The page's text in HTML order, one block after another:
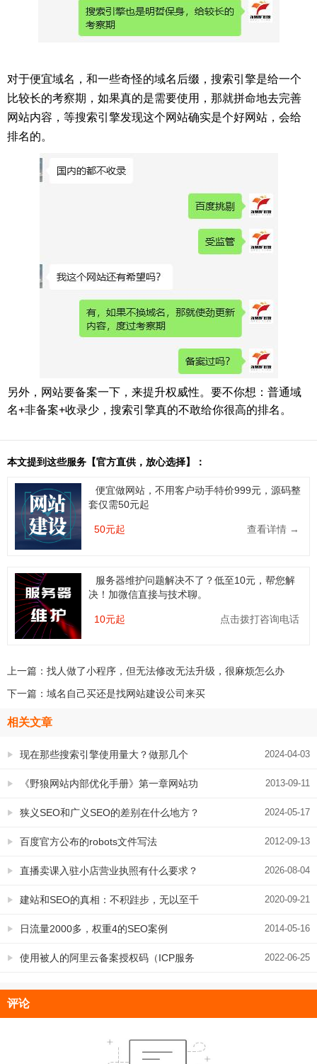
对于便宜域名，和一些奇怪的域名后缀，搜索引擎是给一个
比较长的考察期，如果真的是需要使用，那就拼命地去完善
网站内容，等搜索引擎发现这个网站确实是个好网站，会给
排名的。
另外，网站要备案一下，来提升权威性。要不你想：普通域
名+非备案+收录少，搜索引擎真的不敢给你很高的排名。
本文提到这些服务【官方直供，放心选择】：
便宜做网站，不用客户动手特价999元，源码整
套仅需50元起
50元起 查看详情 →
服务器维护问题解决不了？低至10元，帮您解
决！加微信直接与技术聊。
10元起 点击拨打咨询电话
上一篇： 找人做了小程序，但无法修改无法升级，很麻烦怎么办
下一篇： 域名自己买还是找网站建设公司来买
相关文章
2024-04-03
现在那些搜索引擎使用量大？做那几个
SEO排名更好一些 2013-09-11
《野狼网站内部优化手册》第一章网站功
能配置 2024-05-17
狭义SEO和广义SEO的差别在什么地方？
2012-09-13
百度官方公布的robots文件写法
2026-08-04
直播卖课入驻小店营业执照有什么要求？
经营范围没有要求 2020-09-21
建站和SEO的真相：不积跬步，无以至千
里！看日流量上万，权重6的网站是怎么来
的
2014-05-16
日流量2000多，权重4的SEO案例
2022-06-25
使用被人的阿里云备案授权码（ICP服务
评论